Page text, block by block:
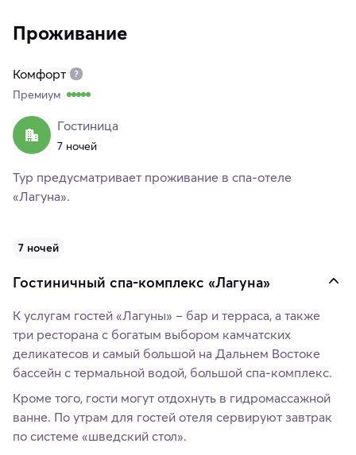
Проживание
Комфорт
Премиум
Гостиница
7 ночей
Тур предусматривает проживание в спа-отеле
«Лагуна».
7 ночей
Гостиничный спа-комплекс «Лагуна»
К услугам гостей «Лагуны» – бар и терраса, а также
три ресторана с богатым выбором камчатских
деликатесов и самый большой на Дальнем Востоке
бассейн с термальной водой, большой спа-комплекс.
Кроме того, гости могут отдохнуть в гидромассажной
ванне. По утрам для гостей отеля сервируют завтрак
по системе «шведский стол».